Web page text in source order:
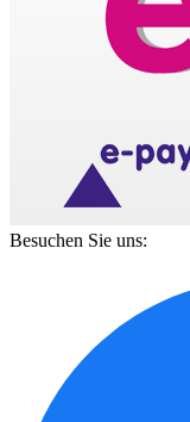
Besuchen Sie uns: